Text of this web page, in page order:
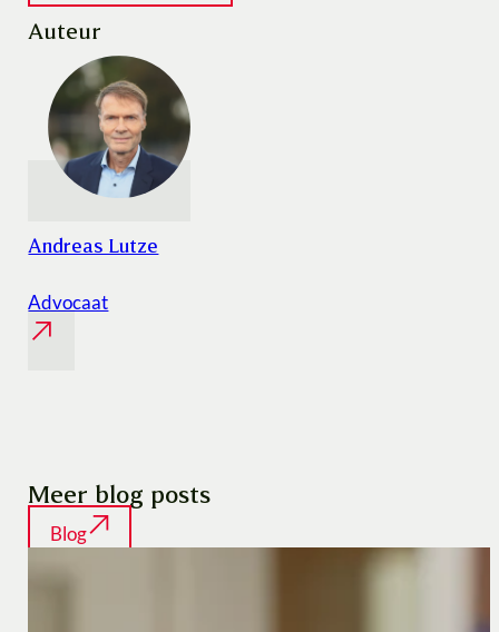
Auteur
Andreas Lutze
Advocaat
Meer blog posts
Blog